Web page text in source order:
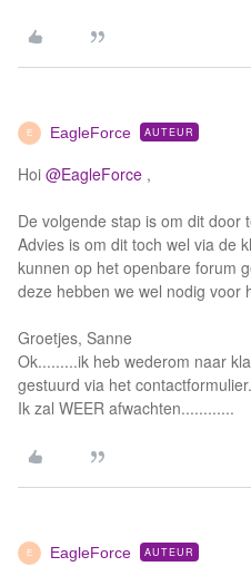
E EagleForce AUTEUR
Hoi @EagleForce ,
De volgende stap is om dit door
Advies is om dit toch wel via de
kunnen op het openbare forum
deze hebben we wel nodig voor
Groetjes, Sanne
Ok.........ik heb wederom naar
gestuurd via het
Ik zal WEER afwachten............
E EagleForce AUTEUR